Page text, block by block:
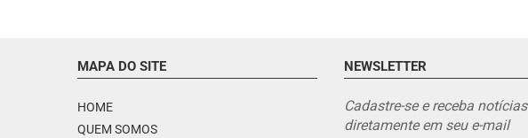
MAPA DO SITE
HOME
QUEM SOMOS
NEWSLETTER
Cadastre-se e receba notícias
diretamente em seu e-mail